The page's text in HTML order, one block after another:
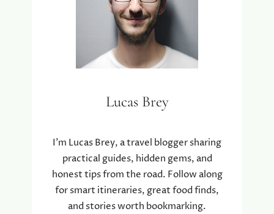
Lucas Brey
I’m Lucas Brey, a travel blogger sharing
practical guides, hidden gems, and
honest tips from the road. Follow along
for smart itineraries, great food finds,
and stories worth bookmarking.